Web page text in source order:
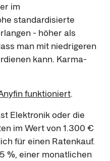
im
standardisierte
- höher als
man mit niedrigeren
kann. Karma-
funktioniert.
Elektronik oder die
im Wert von 1.300 €
für einen Ratenkauf.
%, einer monatlichen